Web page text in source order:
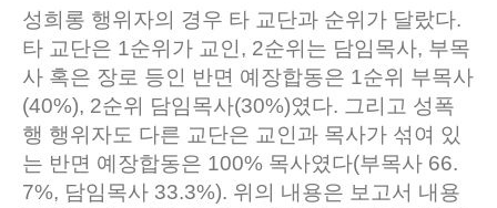
성희롱 행위자의 경우 타 교단과 순위가 달랐다.
타 교단은 1순위가 교인, 2순위는 담임목사, 부목
사 혹은 장로 등인 반면 예장합동은 1순위 부목사
(40%), 2순위 담임목사(30%)였다. 그리고 성폭
행 행위자도 다른 교단은 교인과 목사가 섞여 있
는 반면 예장합동은 100% 목사였다(부목사 66.
7%, 담임목사 33.3%). 위의 내용은 보고서 내용